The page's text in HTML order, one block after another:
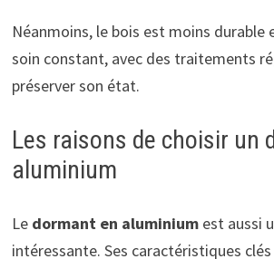
Néanmoins, le bois est moins durable
soin constant, avec des traitements
préserver son état.
Les raisons de choisir un
aluminium
Le dormant en aluminiumest aussi
intéressante. Ses caractéristiques